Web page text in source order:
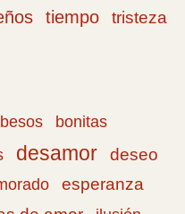
tiempo
tristeza
besos
bonitas
desamor deseo
esperanza